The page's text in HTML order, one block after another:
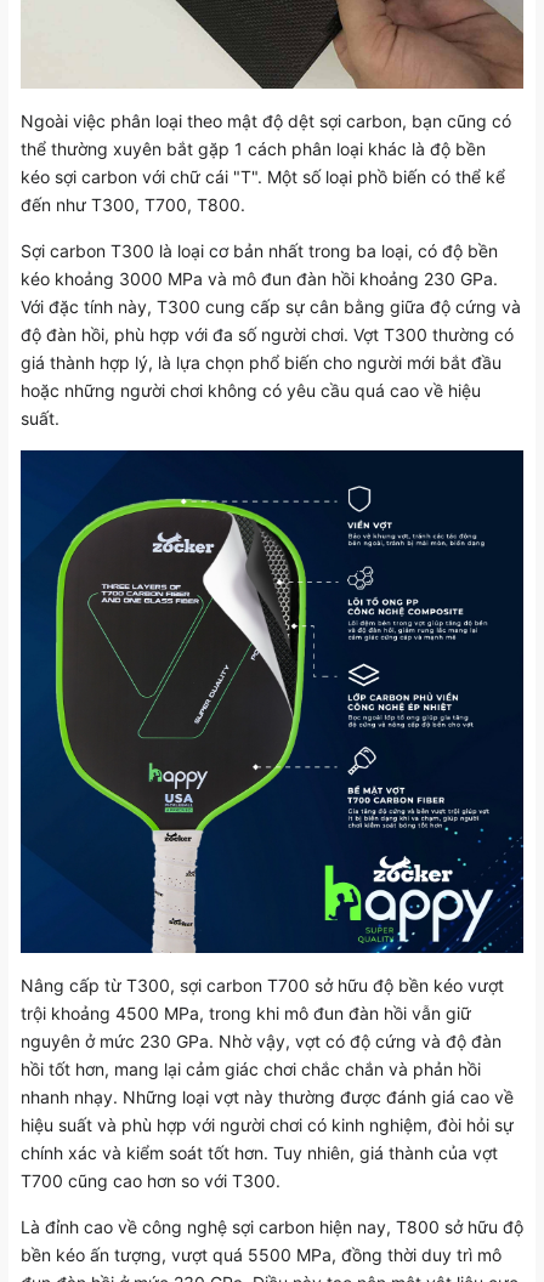
Ngoài việc phân loại theo mật độ dệt sợi carbon, bạn cũng có
thể thường xuyên bắt gặp 1 cách phân loại khác là độ bền
kéo sợi carbon với chữ cái "T". Một số loại phồ biến có thể kể
đến như T300, T700, T800.
Sợi carbon T300 là loại cơ bản nhất trong ba loại, có độ bền
kéo khoảng 3000 MPa và mô đun đàn hồi khoảng 230 GPa.
Với đặc tính này, T300 cung cấp sự cân bằng giữa độ cứng và
độ đàn hồi, phù hợp với đa số người chơi. Vợt T300 thường có
giá thành hợp lý, là lựa chọn phổ biến cho người mới bắt đầu
hoặc những người chơi không có yêu cầu quá cao về hiệu
suất.
Nâng cấp từ T300, sợi carbon T700 sở hữu độ bền kéo vượt
trội khoảng 4500 MPa, trong khi mô đun đàn hồi vẫn giữ
nguyên ở mức 230 GPa. Nhờ vậy, vợt có độ cứng và độ đàn
hồi tốt hơn, mang lại cảm giác chơi chắc chắn và phản hồi
nhanh nhạy. Những loại vợt này thường được đánh giá cao về
hiệu suất và phù hợp với người chơi có kinh nghiệm, đòi hỏi sự
chính xác và kiểm soát tốt hơn. Tuy nhiên, giá thành của vợt
T700 cũng cao hơn so với T300.
Là đỉnh cao về công nghệ sợi carbon hiện nay, T800 sở hữu độ
bền kéo ấn tượng, vượt quá 5500 MPa, đồng thời duy trì mô